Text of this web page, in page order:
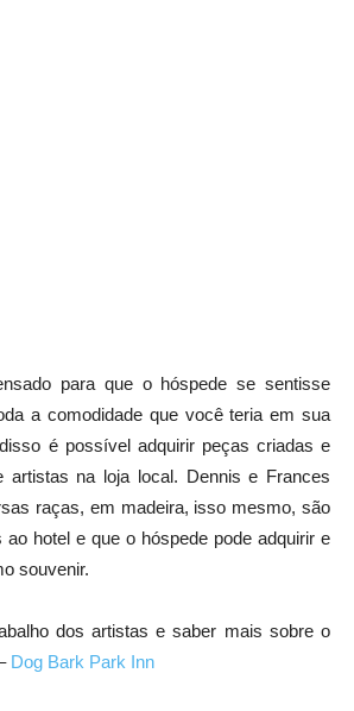
para que o hóspede se sentisse
a comodidade que você teria em sua
é possível adquirir peças criadas e
artistas na loja local. Dennis e Frances
raças, em madeira, isso mesmo, são
hotel e que o hóspede pode adquirir e
souvenir.
dos artistas e saber mais sobre o
Dog Bark Park Inn